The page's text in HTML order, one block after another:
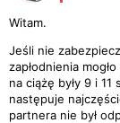
Witam.
Jeśli nie
zapłodnienia
na ciążę były 9 i
następuje
partnera nie był